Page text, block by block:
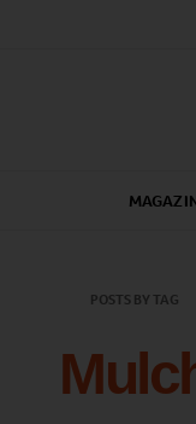
POSTS BY TAG